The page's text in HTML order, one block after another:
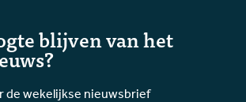
blijven van het
de wekelijkse nieuwsbrief